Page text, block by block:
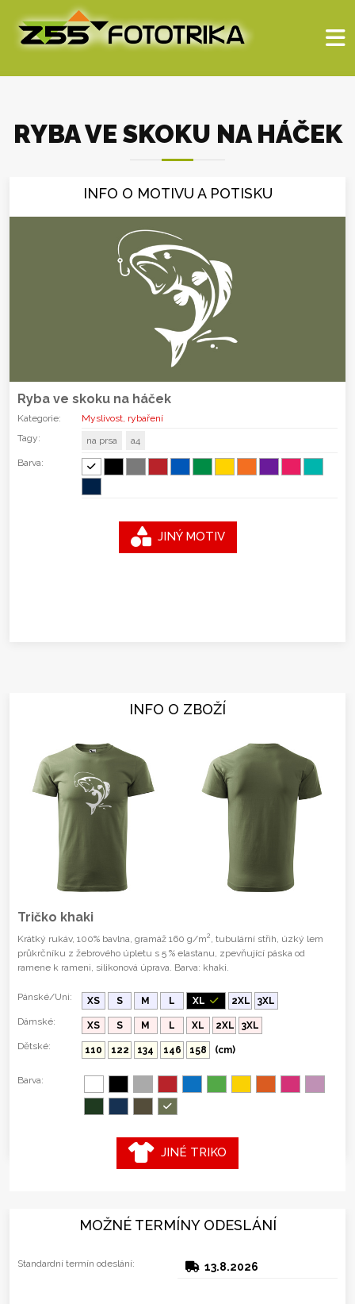
RYBA VE SKOKU NA HÁČEK
INFO O MOTIVU A POTISKU
Ryba ve skoku na háček
Kategorie:
Myslivost, rybaření
Tagy:
na prsa
a4
Barva:
JINÝ MOTIV
INFO O ZBOŽÍ
Tričko khaki
Krátký rukáv, 100% bavlna, gramáž 160 g/m2
, tubulární střih, úzký lem
průkrčníku z žebrového úpletu s 5 % elastanu, zpevňující páska od
ramene k rameni, silikonová úprava. Barva: khaki.
Pánské/Uni: XS S M L XL 2XL
3XL
Dámské:
XS S M L XL 2XL
3XL
Dětské:
110 122 134 146 158 (cm)
Barva:
JINÉ TRIKO
MOŽNÉ TERMÍNY ODESLÁNÍ
Standardní termín odeslání: 13.8.2026